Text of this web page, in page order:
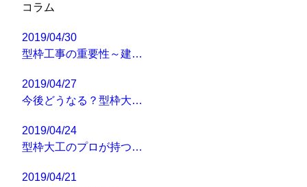
コラム
2019/04/30
型枠工事の重要性～建…
2019/04/27
今後どうなる？型枠大…
2019/04/24
型枠大工のプロが持つ…
2019/04/21